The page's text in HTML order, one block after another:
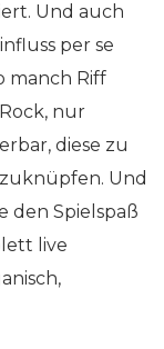
Und auch
per se
manch Riff
nur
diese zu
Und
den Spielspaß
live